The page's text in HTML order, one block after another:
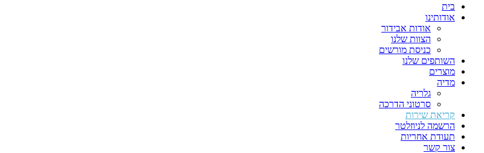
בית
אודותינו
אודות אבידור
הצוות שלנו
כניסת מורשים
השותפים שלנו
מוצרים
מדיה
גלריה
סרטוני הדרכה
קריאת שירות
הרשמה לניוזלטר
תעודת אחריות
צור קשר